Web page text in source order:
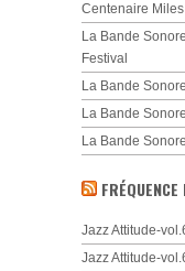
Centenaire
La Bande
Festival
La Bande
La Bande
La Bande
FRÉQUENCE
Jazz Attitude-
Jazz Attitude-